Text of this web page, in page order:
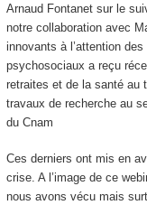
Arnaud Fontanet sur le
notre collaboration avec
innovants à l’attention
psychosociaux a reçu
retraites et de la santé au
travaux de recherche au
du Cnam
Ces derniers ont mis en
crise. A l’image de ce
nous avons vécu mais